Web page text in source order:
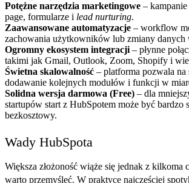
Potężne narzędzia marketingowe –
page, formularze i lead nurturing.
Zaawansowane automatyzacje – workflow
zachowania użytkowników lub zmiany
Ogromny ekosystem integracji – płynne
takimi jak Gmail, Outlook, Zoom, Shopify i
Świetna skalowalność – platforma pozwala na
dodawanie kolejnych modułów i funkcji w
Solidna wersja darmowa (Free) – dla
startupów start z HubSpotem może być bardzo
bezkosztowy.
Wady HubSpota
Większa złożoność wiąże się jednak z kilkoma
warto przemyśleć. W praktyce najczęściej